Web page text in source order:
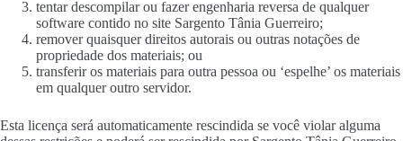
tentar descompilar ou fazer engenharia reversa de qualquer
software contido no site Sargento Tânia Guerreiro;
remover quaisquer direitos autorais ou outras notações de
propriedade dos materiais; ou
transferir os materiais para outra pessoa ou ‘espelhe’ os materiais
em qualquer outro servidor.
Esta licença será automaticamente rescindida se você violar alguma